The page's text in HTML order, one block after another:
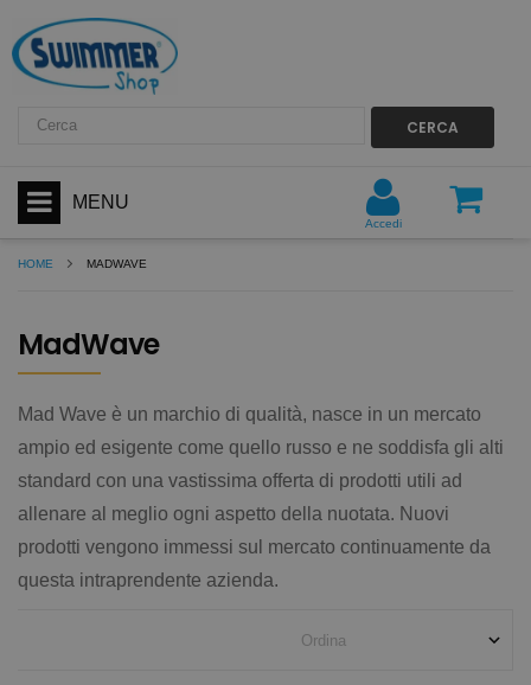
CERCA
MENU
Accedi
HOME MADWAVE
MadWave
Mad Wave è un marchio di qualità, nasce in un mercato
ampio ed esigente come quello russo e ne soddisfa gli alti
standard con una vastissima offerta di prodotti utili ad
allenare al meglio ogni aspetto della nuotata. Nuovi
prodotti vengono immessi sul mercato continuamente da
questa intraprendente azienda.